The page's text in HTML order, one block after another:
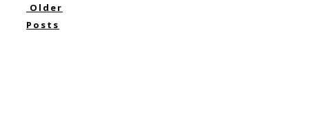
Older
Posts